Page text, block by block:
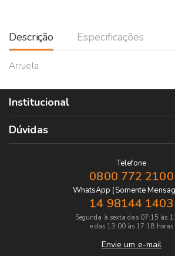
Descrição Especificações
Arruela
Institucional
Dúvidas
Telefone
0800 772 2100
WhatsApp (Somente
14 98144 1403
Segunda à sexta das 07:15 às
e das 13:00 às 17:18 horas
Envie um e-mail